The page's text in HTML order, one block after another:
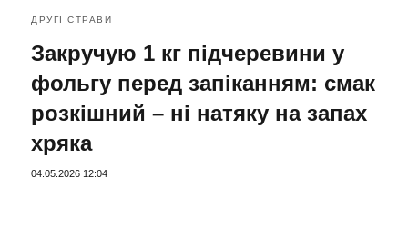
ДРУГІ СТРАВИ
Закручую 1 кг підчеревини у
фольгу перед запіканням: смак
розкішний – ні натяку на запах
хряка
04.05.2026 12:04